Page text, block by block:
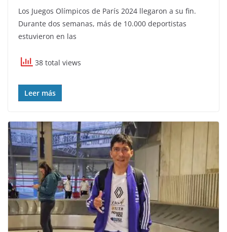
Los Juegos Olímpicos de París 2024 llegaron a su fin.
Durante dos semanas, más de 10.000 deportistas
estuvieron en las
38 total views
Leer más